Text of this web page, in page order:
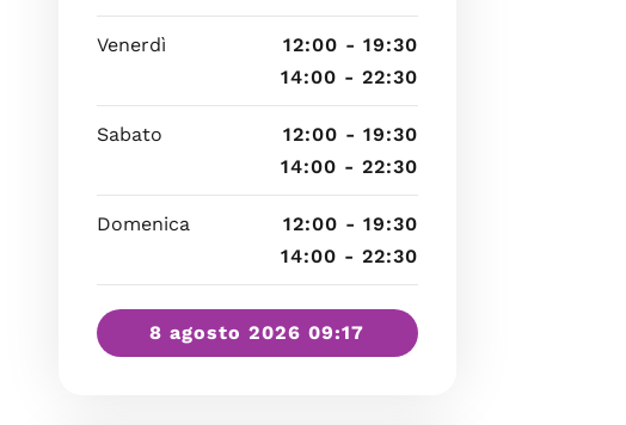
Venerdì
12:00 - 19:30
14:00 - 22:30
Sabato
12:00 - 19:30
14:00 - 22:30
Domenica
12:00 - 19:30
14:00 - 22:30
8 agosto 2026 09:17